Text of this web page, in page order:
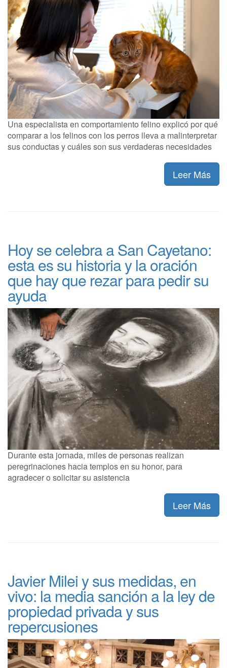
Una especialista en comportamiento felino explicó por qué
comparar a los felinos con los perros lleva a malinterpretar
sus conductas y cuáles son sus verdaderas necesidades
Leer Más
Hoy se celebra a San Cayetano:
esta es su historia y la oración
que hay que rezar para pedir su
ayuda
Durante esta jornada, miles de personas realizan
peregrinaciones hacia templos en su honor, para
agradecer o solicitar su asistencia
Leer Más
Javier Milei y sus medidas, en
vivo: la media sanción a la ley de
propiedad privada y sus
repercusiones